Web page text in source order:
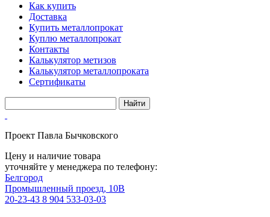
Как купить
Доставка
Купить металлопрокат
Куплю металлопрокат
Контакты
Калькулятор метизов
Калькулятор металлопроката
Сертификаты
Проект Павла Бычковского
Цену и наличие товара
уточняйте у менеджера по телефону:
Белгород
Промышленный проезд, 10В
20-23-43 8 904 533-03-03